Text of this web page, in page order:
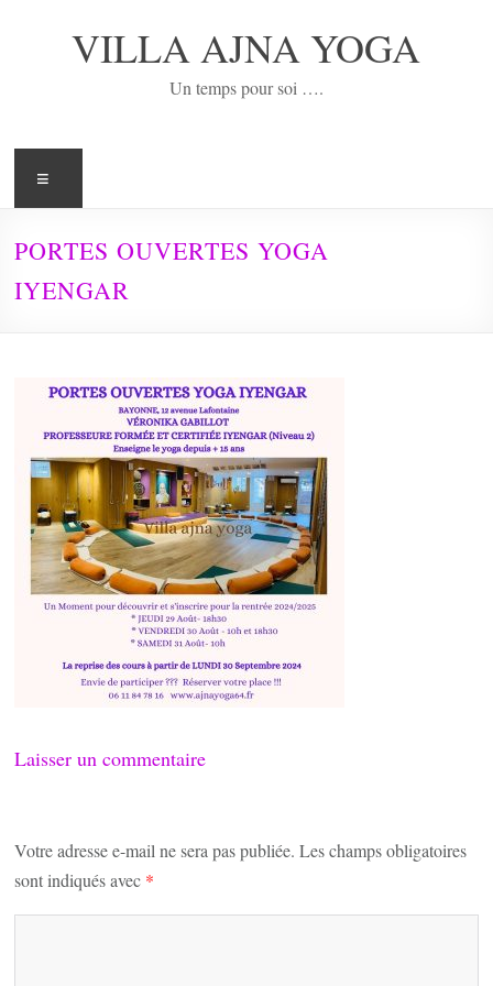
VILLA AJNA YOGA
Un temps pour soi ….
PORTES OUVERTES YOGA
IYENGAR
Laisser un commentaire
Votre adresse e-mail ne sera pas publiée. Les champs obligatoires
sont indiqués avec *